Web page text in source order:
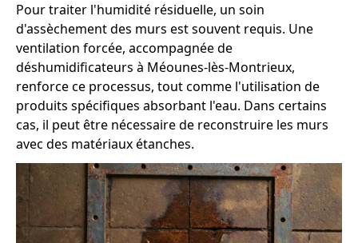
Pour traiter l'humidité résiduelle, un soin
d'assèchement des murs est souvent requis. Une
ventilation forcée, accompagnée de
déshumidificateurs à Méounes-lès-Montrieux,
renforce ce processus, tout comme l'utilisation de
produits spécifiques absorbant l'eau. Dans certains
cas, il peut être nécessaire de reconstruire les murs
avec des matériaux étanches.